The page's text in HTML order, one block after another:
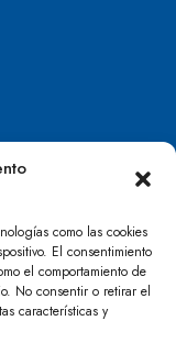
como las cookies
El consentimiento
el comportamiento de
No consentir o retirar el
características y